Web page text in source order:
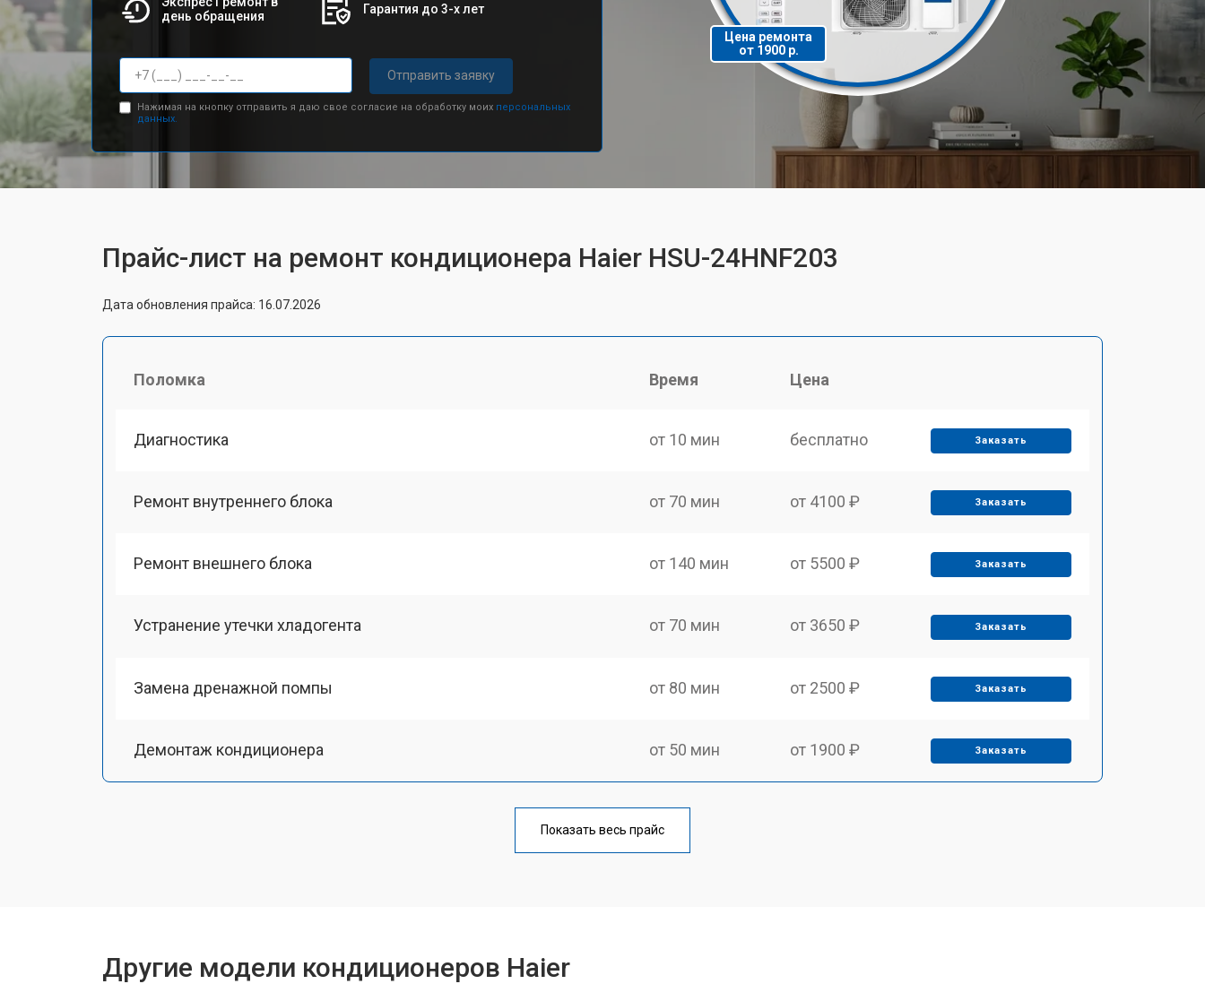
день обращения
Гарантия до 3-х лет
Отправить заявку
Нажимая на кнопку отправить я даю свое согласие на обработку моих персональных
данных.
Цена ремонта
от 1900 р.
Прайс-лист на ремонт кондиционера Haier HSU-24HNF203
Дата обновления прайса: 16.07.2026
Поломка Время Цена
Диагностика от 10 мин бесплатно Заказать
Ремонт внутреннего блока от 70 мин от 4100 ₽ Заказать
Ремонт внешнего блока от 140 мин от 5500 ₽ Заказать
Устранение утечки хладогента от 70 мин от 3650 ₽ Заказать
Замена дренажной помпы от 80 мин от 2500 ₽ Заказать
Демонтаж кондиционера от 50 мин от 1900 ₽ Заказать
от 80 мин
Показать весь прайс
Другие модели кондиционеров Haier